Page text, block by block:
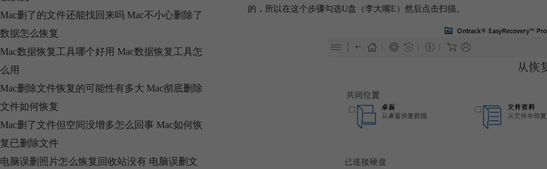
Mac删了的文件还能找回来吗 Mac不小心删除了
数据怎么恢复
Mac数据恢复工具哪个好用 Mac数据恢复工具怎
么用
Mac删除文件恢复的可能性有多大 Mac彻底删除
文件如何恢复
Mac删了文件但空间没增多怎么回事 Mac如何恢
复已删除文件
电脑误删照片怎么恢复回收站没有 电脑误删文
的，所以在这个步骤勾选U盘（李大嘴E）然后点击扫描。